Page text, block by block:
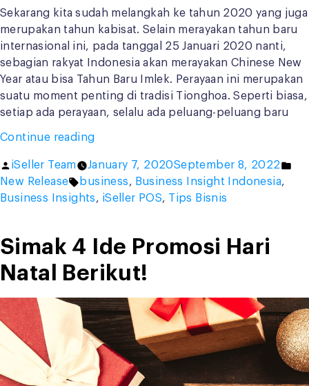
Sekarang kita sudah melangkah ke tahun 2020 yang juga
merupakan tahun kabisat. Selain merayakan tahun baru
internasional ini, pada tanggal 25 Januari 2020 nanti,
sebagian rakyat Indonesia akan merayakan Chinese New
Year atau bisa Tahun Baru Imlek. Perayaan ini merupakan
suatu moment penting di tradisi Tionghoa. Seperti biasa,
setiap ada perayaan, selalu ada peluang-peluang baru
Continue reading“Imlek
Dekat!
Yuk,
Berikan
Menarik
untuk
Pelanggan
Posted
by
iSeller Team January 7, 2020September 8, 2022
New Release Tags:
business, Business Insight Indonesia,
Business Insights, iSeller POS, Tips Bisnis
Simak 4 Ide Promosi Hari
Natal Berikut!